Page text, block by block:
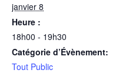
janvier 8
Heure :
18h00 - 19h30
Catégorie d’Évènement:
Tout Public